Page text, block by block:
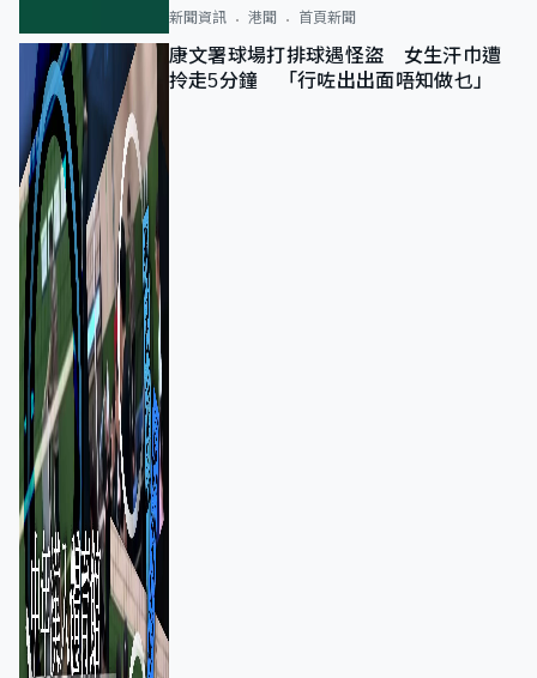
新聞資訊 港聞 首頁新聞
康文署球場打排球遇怪盜 女生汗巾遭
拎走5分鐘 「行咗出出面唔知做乜」